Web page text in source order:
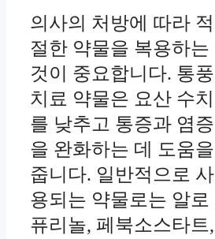
의사의 처방에 따라 적
절한 약물을 복용하는
것이 중요합니다. 통풍
치료 약물은 요산 수치
를 낮추고 통증과 염증
을 완화하는 데 도움을
줍니다. 일반적으로 사
용되는 약물로는 알로
퓨리놀, 페북소스타트,